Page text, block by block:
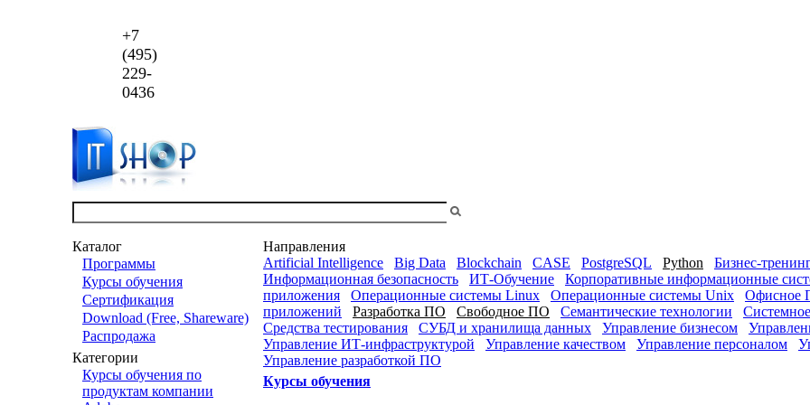
+7
(495)
229-
0436
Каталог
Программы
Курсы обучения
Сертификация
Download (Free, Shareware)
Распродажа
Категории
Курсы обучения по
продуктам компании
Направления
Artificial Intelligence
Big Data Blockchain CASE PostgreSQL Python Бизнес-
Информационная безопасность
ИТ-Обучение Корпоративные информационные
приложения
Операционные системы Linux Операционные системы Unix Офисное
приложений
Разработка ПО Свободное ПО Семантические технологии
Средства тестирования
СУБД и хранилища данных Управление бизнесом
Управление ИТ-инфраструктурой
Управление качеством Управление персоналом
Управление разработкой ПО
Курсы обучения